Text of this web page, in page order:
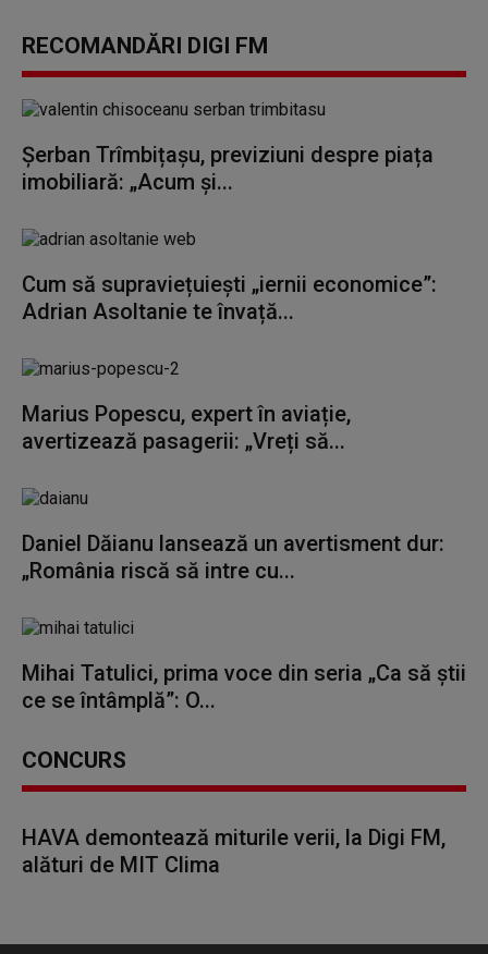
RECOMANDĂRI DIGI FM
Șerban Trîmbițașu, previziuni despre piața
imobiliară: „Acum și...
Cum să supraviețuiești „iernii economice”:
Adrian Asoltanie te învață...
Marius Popescu, expert în aviație,
avertizează pasagerii: „Vreți să...
Daniel Dăianu lansează un avertisment dur:
„România riscă să intre cu...
Mihai Tatulici, prima voce din seria „Ca să știi
ce se întâmplă”: O...
CONCURS
HAVA demontează miturile verii, la Digi FM,
alături de MIT Clima